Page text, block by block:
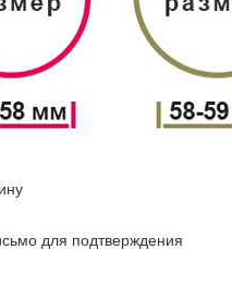
для подтверждения